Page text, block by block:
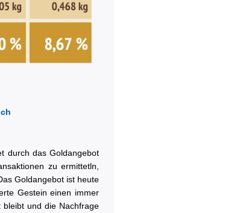
durch das Goldangebot
zu ermittetln,
Goldangebot ist heute
Gestein einen immer
und die Nachfrage